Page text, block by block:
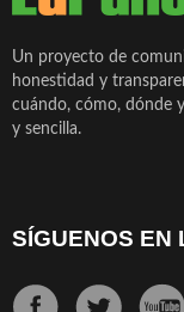
Un proyecto de
honestidad y
cuándo, cómo, dónde
y sencilla.
SÍGUENOS EN